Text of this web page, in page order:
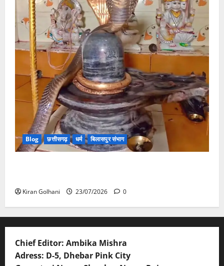
Blog छत्तीसगढ़ धर्म बिलासपुर संभाग
Kiran Golhani 23/07/2026 0
Chief Editor: Ambika Mishra
Adress: D-5, Dhebar Pink City